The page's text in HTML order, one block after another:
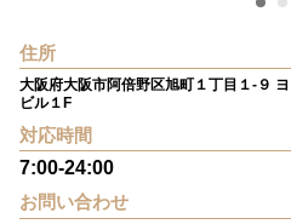
住所
大阪府大阪市阿倍野区旭町１丁目１-９ ヨ
ビル１F
対応時間
7:00-24:00
お問い合わせ